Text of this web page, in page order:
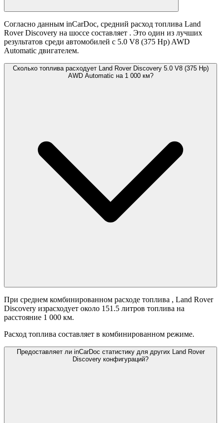
Согласно данным inCarDoc, средний расход топлива Land
Rover Discovery на шоссе составляет . Это один из лучших
результатов среди автомобилей с 5.0 V8 (375 Hp) AWD
Automatic двигателем.
Сколько топлива расходует Land Rover Discovery 5.0 V8 (375 Hp)
AWD Automatic на 1 000 км?
При среднем комбинированном расходе топлива , Land Rover
Discovery израсходует около 151.5 литров топлива на
расстояние 1 000 км.
Расход топлива составляет в комбинированном режиме.
Предоставляет ли inCarDoc статистику для других Land Rover
Discovery конфигураций?